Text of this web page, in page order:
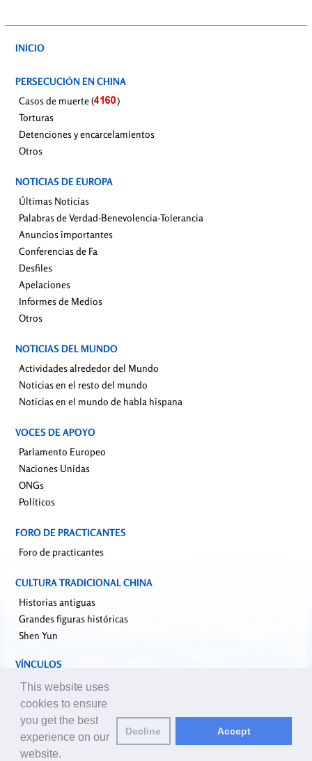
INICIO
PERSECUCIÓN EN CHINA
Casos de muerte (
)
Torturas
Detenciones y encarcelamientos
Otros
NOTICIAS DE EUROPA
Últimas Noticias
Palabras de Verdad-Benevolencia-Tolerancia
Anuncios importantes
Conferencias de Fa
Desfiles
Apelaciones
Informes de Medios
Otros
NOTICIAS DEL MUNDO
Actividades alrededor del Mundo
Noticias en el resto del mundo
Noticias en el mundo de habla hispana
VOCES DE APOYO
Parlamento Europeo
Naciones Unidas
ONGs
Políticos
FORO DE PRACTICANTES
Foro de practicantes
CULTURA TRADICIONAL CHINA
Historias antiguas
Grandes figuras históricas
Shen Yun
VÍNCULOS
falundafa.org
faluninfo.net
minghui.org
pureinsight.org
This website uses
cookies to ensure
you get the best
experience on our
website.
Decline Accept